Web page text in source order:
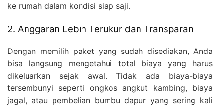
ke rumah dalam kondisi siap saji.
2. Anggaran Lebih Terukur dan Transparan
Dengan memilih paket yang sudah disediakan, Anda
bisa langsung mengetahui total biaya yang harus
dikeluarkan sejak awal. Tidak ada biaya-biaya
tersembunyi seperti ongkos angkut kambing, biaya
jagal, atau pembelian bumbu dapur yang sering kali